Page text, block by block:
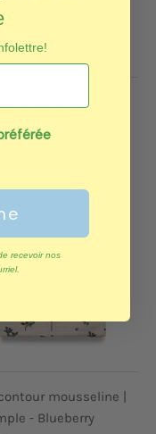
de couette | Lit
mousseline |
- Blueberry
recevoir nos